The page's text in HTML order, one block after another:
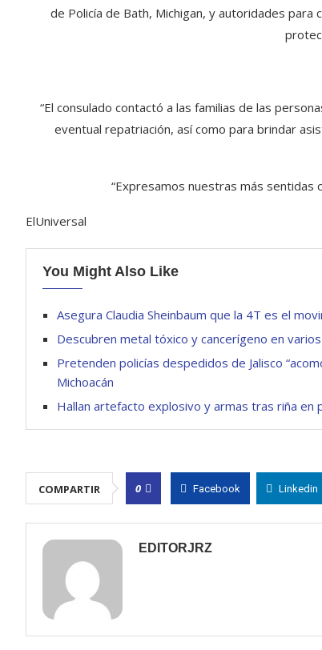
de Policía de Bath, Michigan, y autoridades
“El consulado contactó a las familias de las
eventual repatriación, así como para brindar
“Expresamos nuestras más sentidas
ElUniversal
You Might Also Like
Asegura Claudia Sheinbaum que la 4T es el
Descubren metal tóxico y cancerígeno en
Pretenden policías despedidos de Jalisco
Michoacán
Hallan artefacto explosivo y armas tras riña en
COMPARTIR 0 Facebook Linkedin
EDITORJRZ